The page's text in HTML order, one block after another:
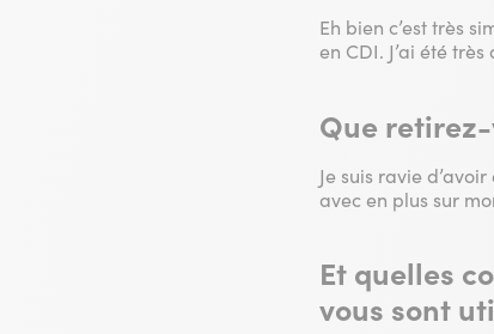
Eh bien c’est très
en CDI. J’ai été
Que
Je suis ravie
avec en plus sur
Et quelles
vous sont